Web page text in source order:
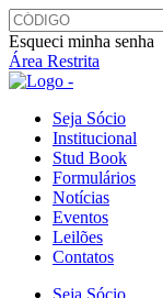
Esqueci minha senha
Área Restrita
Seja Sócio
Institucional
Stud Book
Formulários
Notícias
Eventos
Leilões
Contatos
Seja Sócio